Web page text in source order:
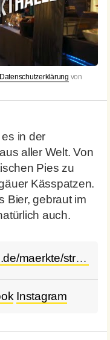
Datenschutzerklärung von
in der
aller Welt. Von
Pies zu
Kässpatzen.
Bier, gebraut im
auch.
street-food-thursday
Instagram